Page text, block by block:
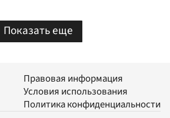
Показать еще
Правовая информация
Условия использования
Политика конфиденциальности